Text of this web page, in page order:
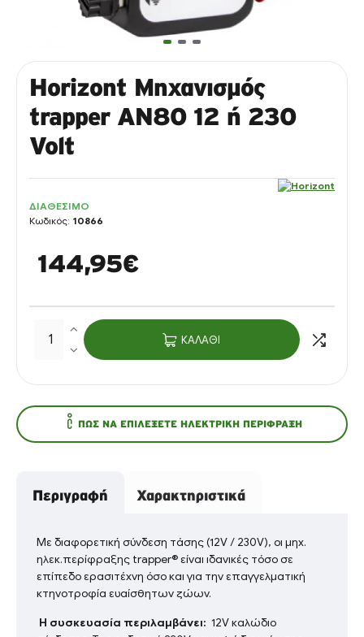
Horizont Μηχανισμός
trapper AN80 12 ή 230
Volt
ΔΙΑΘΕΣΙΜΟ
Κωδικός: 10866
144,95€
ΚΑΛΆΘΙ
Περιγραφή Χαρακτηριστικά
Με διαφορετική σύνδεση τάσης (12V / 230V), οι μηχ.
ηλεκ.περίφραξης trapper® είναι ιδανικές τόσο σε
επίπεδο ερασιτέχνη όσο και για την επαγγελματική
κτηνοτροφία ευαίσθητων ζώων.
Η συσκευασία περιλαμβάνει: 12V καλώδιο
ΠΏΣ ΝΑ ΕΠΙΛΈΞΕΤΕ ΗΛΕΚΤΡΙΚΉ ΠΕΡΊΦΡΑΞΗ